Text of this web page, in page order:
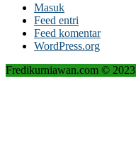
Masuk
Feed entri
Feed komentar
WordPress.org
Fredikurniawan.com © 2023